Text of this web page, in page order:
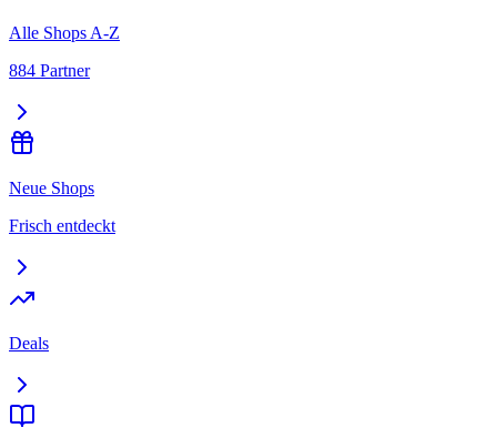
Alle Shops A-Z
884 Partner
Neue Shops
Frisch entdeckt
Deals